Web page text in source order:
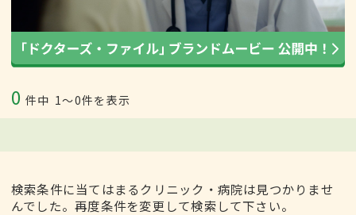
0 件中 1〜0件を表示
検索条件に当てはまるクリニック・病院は見つかりませ
んでした。再度条件を変更して検索して下さい。